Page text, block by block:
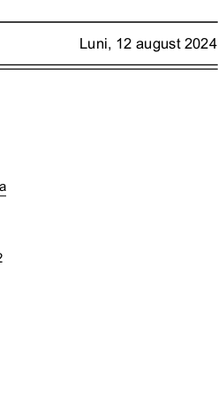
Luni, 12 august 2024